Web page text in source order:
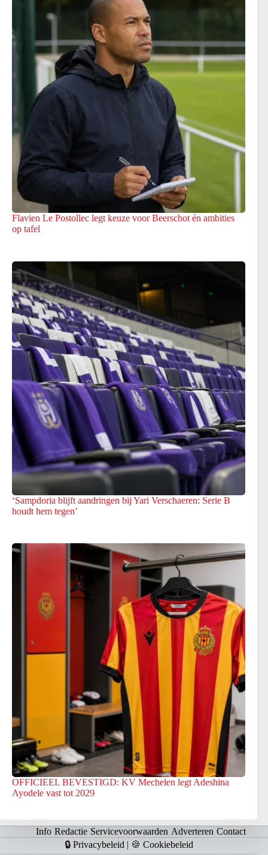
Flavien Le Postollec legt keuze voor Beerschot én ambities
op tafel
‘Sampdoria blijft aandringen bij Yari Verschaeren: Serie B
houdt hem tegen’
OFFICIEEL BEVESTIGD: KV Mechelen legt Adeshina
Ayodele vast tot 2029
Info Redactie Servicevoorwaarden Adverteren Contact
🔒 Privacybeleid | 🍪 Cookiebeleid